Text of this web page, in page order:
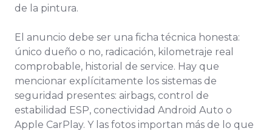
de la pintura.
El anuncio debe ser una ficha técnica honesta:
único dueño o no, radicación, kilometraje real
comprobable, historial de service. Hay que
mencionar explícitamente los sistemas de
seguridad presentes: airbags, control de
estabilidad ESP, conectividad Android Auto o
Apple CarPlay. Y las fotos importan más de lo que